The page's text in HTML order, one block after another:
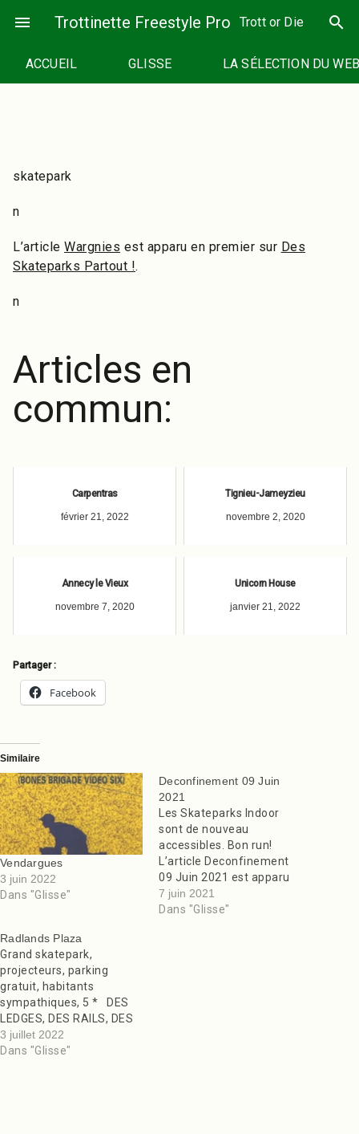
menu Trottinette Freestyle Pro Trott or Die search
ACCUEIL GLISSE LA SÉLECTION DU
skatepark
n
L’article Wargnies est apparu en premier sur Des
Skateparks Partout !.
n
Articles en
commun:
Carpentras
février 21, 2022
Tignieu-Jameyzieu
novembre 2, 2020
Annecy le Vieux
novembre 7, 2020
Unicorn House
janvier 21, 2022
Partager :
Facebook
Similaire
Vendargues
3 juin 2022
Dans "Glisse"
Deconfinement 09 Juin
2021
Les Skateparks Indoor
sont de nouveau
accessibles. Bon run!
L’article Deconfinement
09 Juin 2021 est apparu
en premier sur Des
Skateparks Partout !.
7 juin 2021
Dans "Glisse"
Radlands Plaza
Grand skatepark,
projecteurs, parking
gratuit, habitants
sympathiques, 5 * DES
LEDGES, DES RAILS, DES
CURBS, DES COURBES
AVEC DU COPING BON
3 juillet 2022
Dans "Glisse"